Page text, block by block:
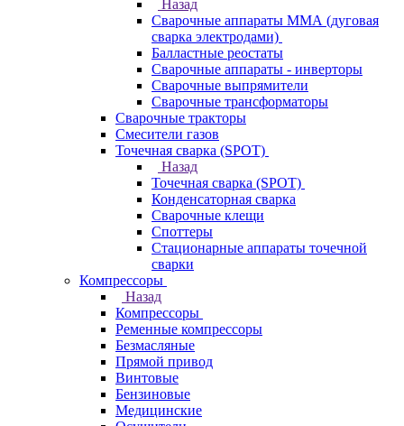
Назад
Сварочные аппараты ММА (дуговая
сварка электродами)
Балластные реостаты
Сварочные аппараты - инверторы
Сварочные выпрямители
Сварочные трансформаторы
Сварочные тракторы
Смесители газов
Точечная сварка (SPOT)
Назад
Точечная сварка (SPOT)
Конденсаторная сварка
Сварочные клещи
Споттеры
Стационарные аппараты точечной
сварки
Компрессоры
Назад
Компрессоры
Ременные компрессоры
Безмасляные
Прямой привод
Винтовые
Бензиновые
Медицинские